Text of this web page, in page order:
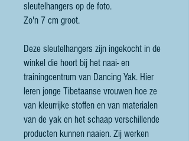
sleutelhangers op de foto.
Zo'n 7 cm groot.
Deze sleutelhangers zijn ingekocht in de
winkel die hoort bij het naai- en
trainingcentrum van Dancing Yak. Hier
leren jonge Tibetaanse vrouwen hoe ze
van kleurrijke stoffen en van materialen
van de yak en het schaap verschillende
producten kunnen naaien. Zij werken